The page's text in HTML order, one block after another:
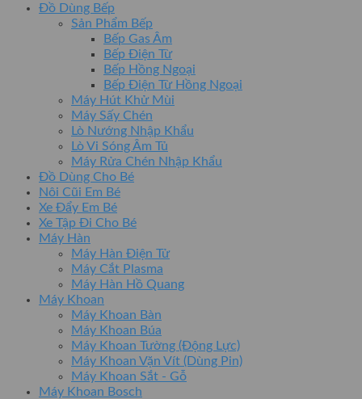
Đồ Dùng Bếp
Sản Phẩm Bếp
Bếp Gas Âm
Bếp Điện Từ
Bếp Hồng Ngoại
Bếp Điện Từ Hồng Ngoại
Máy Hút Khử Mùi
Máy Sấy Chén
Lò Nướng Nhập Khẩu
Lò Vi Sóng Âm Tủ
Máy Rửa Chén Nhập Khẩu
Đồ Dùng Cho Bé
Nôi Cũi Em Bé
Xe Đẩy Em Bé
Xe Tập Đi Cho Bé
Máy Hàn
Máy Hàn Điện Tử
Máy Cắt Plasma
Máy Hàn Hồ Quang
Máy Khoan
Máy Khoan Bàn
Máy Khoan Búa
Máy Khoan Tường (Động Lực)
Máy Khoan Vặn Vít (Dùng Pin)
Máy Khoan Sắt - Gỗ
Máy Khoan Bosch